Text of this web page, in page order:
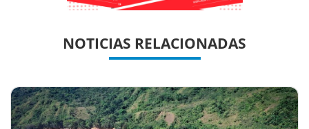
NOTICIAS RELACIONADAS